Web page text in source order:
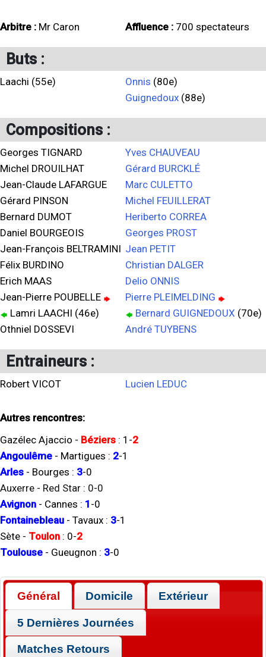
Arbitre : Mr Caron Affluence : 700 spectateurs
Buts :
Laachi (55e) Onnis (80e)
Guignedoux (88e)
Compositions :
Georges TIGNARD
Michel DROUILHAT
Jean-Claude LAFARGUE
Gérard PINSON
Bernard DUMOT
Daniel BOURGEOIS
Jean-François BELTRAMINI
Félix BURDINO
Erich MAAS
Jean-Pierre POUBELLE
Lamri LAACHI (46e)
Othniel DOSSEVI
Yves CHAUVEAU
Gérard BURCKLÉ
Marc CULETTO
Michel FEUILLERAT
Heriberto CORREA
Georges PROST
Jean PETIT
Christian DALGER
Delio ONNIS
Pierre PLEIMELDING
Bernard GUIGNEDOUX (70e)
André TUYBENS
Entraineurs :
Robert VICOT Lucien LEDUC
Autres rencontres:
Gazélec Ajaccio - Béziers : 1 -2
Angoulême - Martigues : 2-1
Arles - Bourges : 3-0
Auxerre - Red Star : 0-0
Avignon - Cannes : 1 -0
Fontainebleau - Tavaux : 3-1
Sète - Toulon : 0-2
Toulouse - Gueugnon : 3-0
Général Domicile Extérieur
5 Dernières Journées
Matches Retours